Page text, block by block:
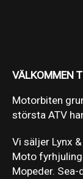
VÄLKOMMEN
Motorbiten
största ATV
Vi säljer Lynx
Moto
Mopeder.